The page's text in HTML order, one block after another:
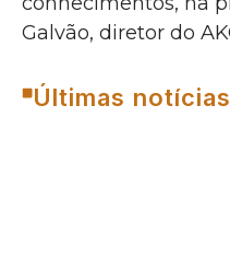
Galvão, diretor do
Últimas notícias